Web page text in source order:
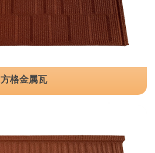
方格金属瓦